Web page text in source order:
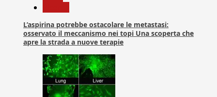
L’aspirina potrebbe ostacolare le metastasi:
osservato il meccanismo nei topi Una scoperta che
apre la strada a nuove terapie